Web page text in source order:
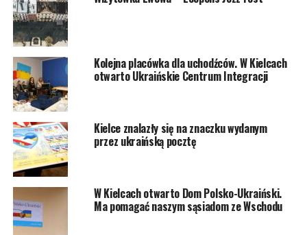
Kolejna placówka dla uchodźców. W Kielcach
otwarto Ukraińskie Centrum Integracji
Kielce znalazły się na znaczku wydanym
przez ukraińską pocztę
W Kielcach otwarto Dom Polsko-Ukraiński.
Ma pomagać naszym sąsiadom ze Wschodu